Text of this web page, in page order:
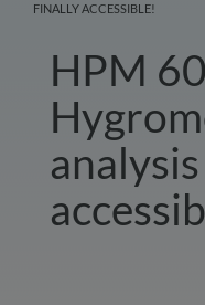
FINALLY ACCESSIBLE!
HPM